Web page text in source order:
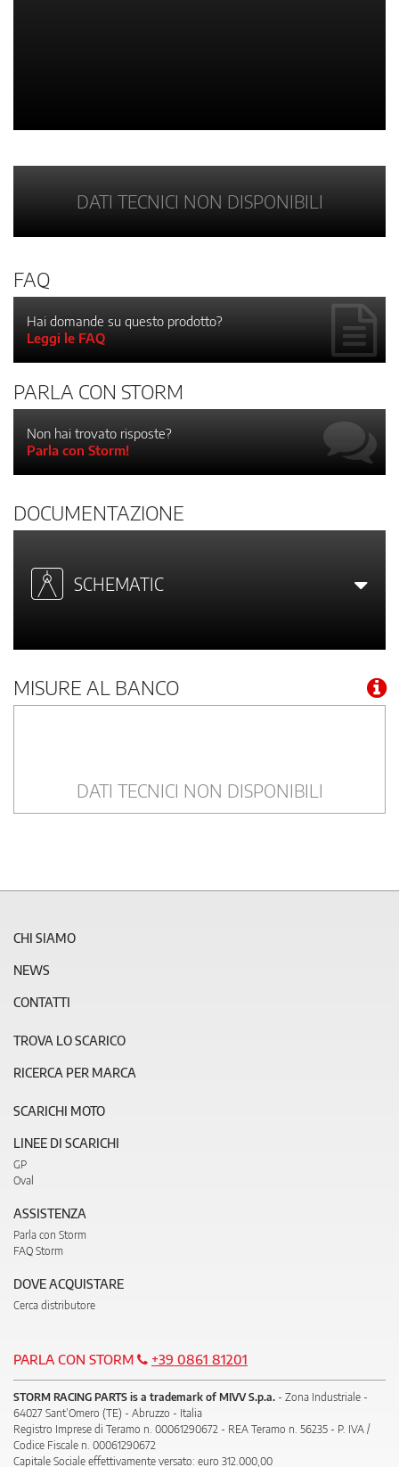
DATI TECNICI NON DISPONIBILI
FAQ
Hai domande su questo prodotto?
Leggi le FAQ
PARLA CON STORM
Non hai trovato risposte?
Parla con Storm!
DOCUMENTAZIONE
SCHEMATIC
MISURE AL BANCO
DATI TECNICI NON DISPONIBILI
CHI SIAMO
NEWS
CONTATTI
TROVA LO SCARICO
RICERCA PER MARCA
SCARICHI MOTO
LINEE DI SCARICHI
GP
Oval
ASSISTENZA
Parla con Storm
FAQ Storm
DOVE ACQUISTARE
Cerca distributore
PARLA CON STORM +39 0861 81201
STORM RACING PARTS is a trademark of MIVV S.p.a. - Zona Industriale -
64027 Sant’Omero (TE) - Abruzzo - Italia
Registro Imprese di Teramo n. 00061290672 - REA Teramo n. 56235 - P. IVA /
Codice Fiscale n. 00061290672
Capitale Sociale effettivamente versato: euro 312.000,00